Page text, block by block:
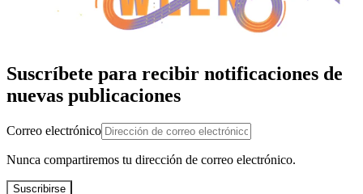
Suscríbete para recibir notificaciones de
nuevas publicaciones
Correo electrónico
Nunca compartiremos tu dirección de correo electrónico.
Suscribirse